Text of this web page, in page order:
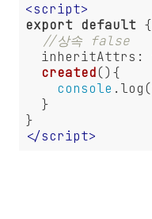
<script>
export default {
//상속 false
inheritAttrs :
created() {
console .log(
</script>